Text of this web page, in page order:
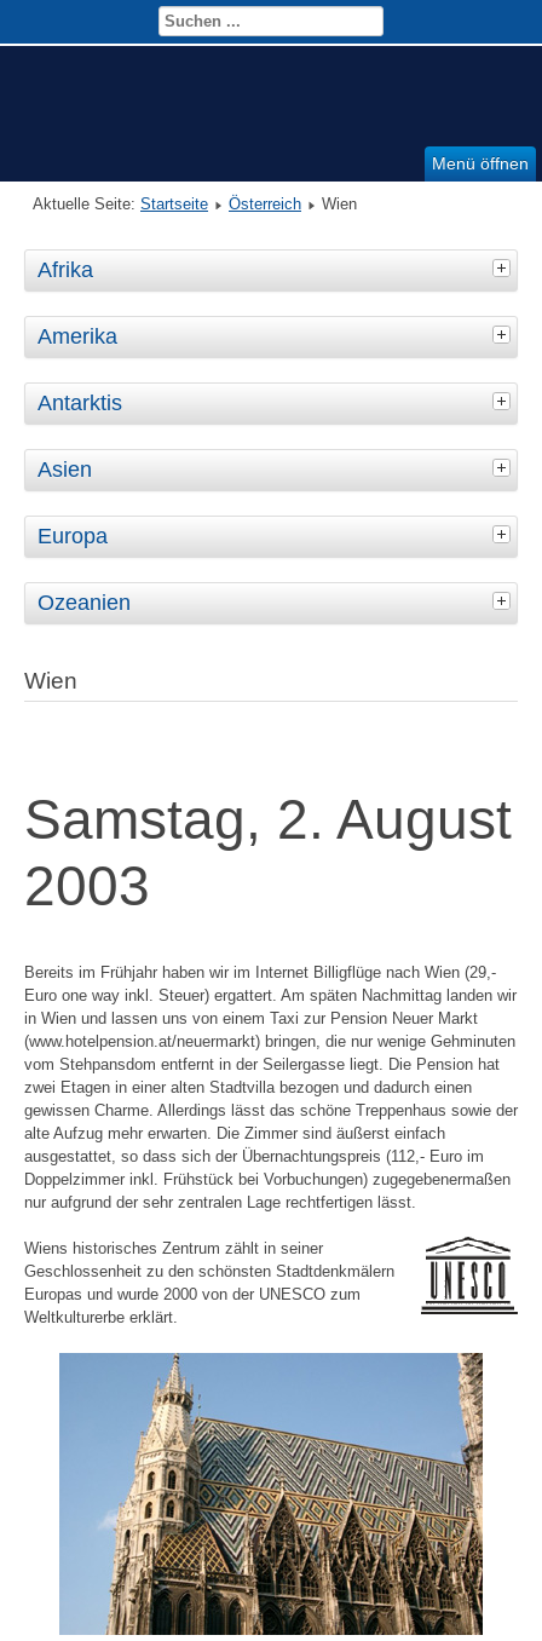
Menü öffnen
Aktuelle Seite: Startseite Österreich Wien
Afrika
Amerika
Antarktis
Asien
Europa
Ozeanien
Wien
Samstag, 2. August
2003
Bereits im Frühjahr haben wir im Internet Billigflüge nach Wien (29,-
Euro one way inkl. Steuer) ergattert. Am späten Nachmittag landen wir
in Wien und lassen uns von einem Taxi zur Pension Neuer Markt
(www.hotelpension.at/neuermarkt) bringen, die nur wenige Gehminuten
vom Stehpansdom entfernt in der Seilergasse liegt. Die Pension hat
zwei Etagen in einer alten Stadtvilla bezogen und dadurch einen
gewissen Charme. Allerdings lässt das schöne Treppenhaus sowie der
alte Aufzug mehr erwarten. Die Zimmer sind äußerst einfach
ausgestattet, so dass sich der Übernachtungspreis (112,- Euro im
Doppelzimmer inkl. Frühstück bei Vorbuchungen) zugegebenermaßen
nur aufgrund der sehr zentralen Lage rechtfertigen lässt.
Wiens historisches Zentrum zählt in seiner
Geschlossenheit zu den schönsten Stadtdenkmälern
Europas und wurde 2000 von der UNESCO zum
Weltkulturerbe erklärt.